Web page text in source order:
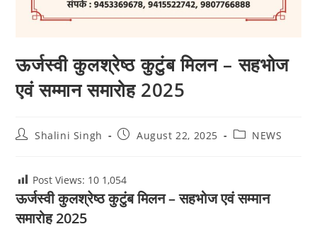
ऊर्जस्वी कुलश्रेष्ठ कुटुंब मिलन – सहभोज
एवं सम्मान समारोह 2025
PostShalini Singh
PostAugust 22, 2025
PostNEWS
Post Views: 10 1,054
ऊर्जस्वी कुलश्रेष्ठ कुटुंब मिलन – सहभोज एवं सम्मान
समारोह 2025